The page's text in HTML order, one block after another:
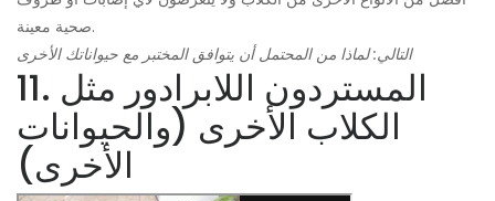
صحية معينة.
التالي: لماذا من المحتمل أن يتوافق المختبر مع حيواناتك الأخرى
11. المستردون اللابرادور مثل
الكلاب الأخرى (والحيوانات
الأخرى)